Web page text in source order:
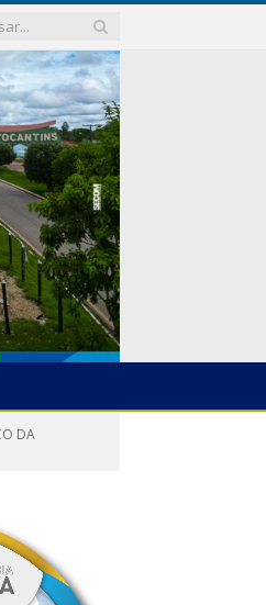
DA